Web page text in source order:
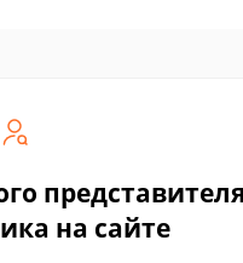
представителя
на сайте